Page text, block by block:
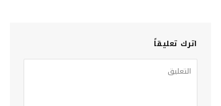
اترك تعليقاً